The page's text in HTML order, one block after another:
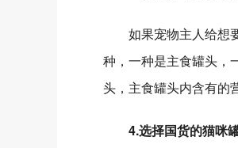
如果宠物主人给想要
种，一种是主食罐头，
头，主食罐头内含有的
4.选择国货的猫咪